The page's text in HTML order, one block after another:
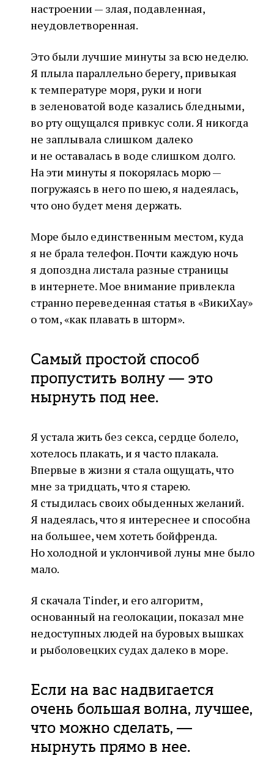
настроении — злая, подавленная,
неудовлетворенная.
Это были лучшие минуты за всю неделю.
Я плыла параллельно берегу, привыкая
к температуре моря, руки и ноги
в зеленоватой воде казались бледными,
во рту ощущался привкус соли. Я никогда
не заплывала слишком далеко
и не оставалась в воде слишком долго.
На эти минуты я покорялась морю —
погружаясь в него по шею, я надеялась,
что оно будет меня держать.
Море было единственным местом, куда
я не брала телефон. Почти каждую ночь
я допоздна листала разные страницы
в интернете. Мое внимание привлекла
странно переведенная статья в «ВикиХау»
о том, «как плавать в шторм».
Самый простой способ
пропустить волну — это
нырнуть под нее.
Я устала жить без секса, сердце болело,
хотелось плакать, и я часто плакала.
Впервые в жизни я стала ощущать, что
мне за тридцать, что я старею.
Я стыдилась своих обыденных желаний.
Я надеялась, что я интереснее и способна
на большее, чем хотеть бойфренда.
Но холодной и уклончивой луны мне было
мало.
Я скачала Tinder, и его алгоритм,
основанный на геолокации, показал мне
недоступных людей на буровых вышках
и рыболовецких судах далеко в море.
Если на вас надвигается
очень большая волна, лучшее,
что можно сделать, —
нырнуть прямо в нее.